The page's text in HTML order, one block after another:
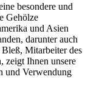
besondere und
Gehölze
und Asien
darunter auch
Mitarbeiter des
zeigt Ihnen unsere
und Verwendung